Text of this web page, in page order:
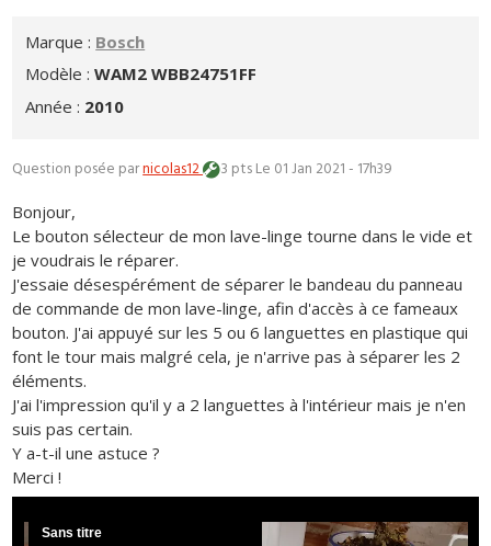
Marque : Bosch
Modèle :WAM2 WBB24751FF
Année : 2010
Question posée parnicolas12 3 ptsLe 01 Jan 2021 - 17h39
Bonjour,
Le bouton sélecteur de mon lave-linge tourne dans le vide et
je voudrais le réparer.
J'essaie désespérément de séparer le bandeau du panneau
de commande de mon lave-linge, afin d'accès à ce fameaux
bouton. J'ai appuyé sur les 5 ou 6 languettes en plastique qui
font le tour mais malgré cela, je n'arrive pas à séparer les 2
éléments.
J'ai l'impression qu'il y a 2 languettes à l'intérieur mais je n'en
suis pas certain.
Y a-t-il une astuce ?
Merci !
Sans titre